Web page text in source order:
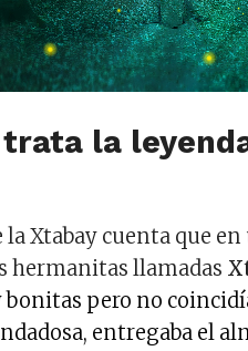
trata la
la Xtabay cuenta que
hermanitas llamadas
bonitas pero no
entregaba el